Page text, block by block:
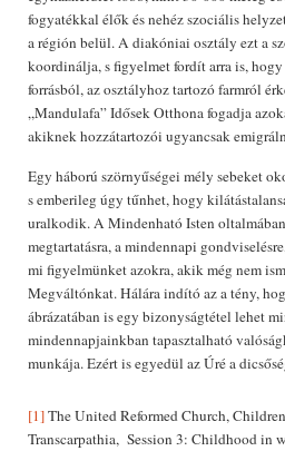
fogyatékkal élők és nehéz szociális
a régión belül. A diakóniai osztály ezt a
koordinálja, s figyelmet fordít arra is,
forrásból, az osztályhoz tartozó farmról
„Mandulafa” Idősek Otthona fogadja
akiknek hozzátartozói ugyancsak
Egy háború szörnyűségei mély sebeket
s emberileg úgy tűnhet, hogy
uralkodik. A Mindenható Isten
megtartatásra, a mindennapi
mi figyelmünket azokra, akik még nem
Megváltónkat. Hálára indító az a tény,
ábrázatában is egy bizonyságtétel lehet
mindennapjainkban tapasztalható
munkája. Ezért is egyedül az Úré a
[1]The United Reformed Church,
Transcarpathia, Session 3: Childhood in